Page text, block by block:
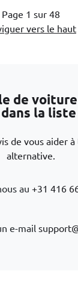
Page 1 sur 48
vers le haut
de
la liste
de vous aider
alternative.
au +31 416
e-mail